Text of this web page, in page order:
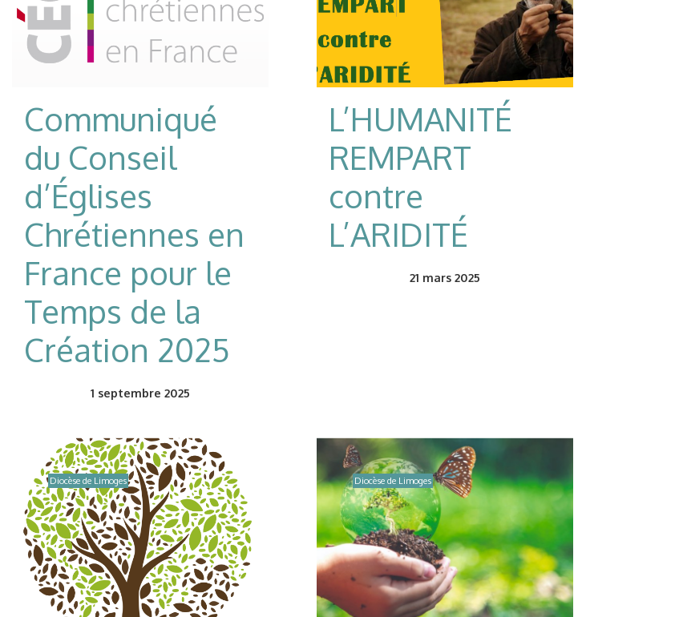
Communiqué
du Conseil
d’Églises
Chrétiennes en
France pour le
Temps de la
Création 2025
1 septembre 2025
L’HUMANITÉ
REMPART
contre
L’ARIDITÉ
21 mars 2025
Diocèse de Limoges Diocèse de Limoges